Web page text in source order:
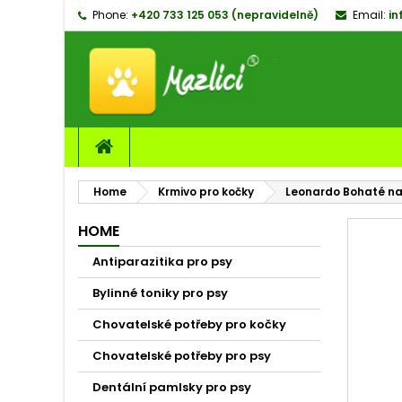
Phone: +420 733 125 053 (nepravidelně) Email:
Home Krmivo pro kočky Leonardo Bohaté
HOME
Antiparazitika pro psy
Bylinné toniky pro psy
Chovatelské potřeby pro kočky
Chovatelské potřeby pro psy
Dentální pamlsky pro psy